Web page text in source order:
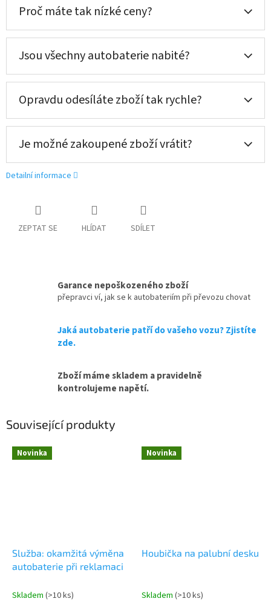
Proč máte tak nízké ceny?
Jsou všechny autobaterie nabité?
Opravdu odesíláte zboží tak rychle?
Je možné zakoupené zboží vrátit?
Detailní informace
ZEPTAT SE HLÍDAT SDÍLET
Garance nepoškozeného zboží
přepravci ví, jak se k autobateriím při převozu chovat
Jaká autobaterie patří do vašeho vozu? Zjistíte
zde.
Zboží máme skladem a pravidelně
kontrolujeme napětí.
Související produkty
Novinka
Služba: okamžitá výměna
autobaterie při reklamaci
Skladem (>10 ks)
Novinka
Houbička na palubní desku
Skladem (>10 ks)